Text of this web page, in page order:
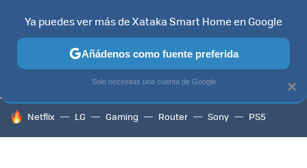
TELEVISORES CONTENIDOS SMART TV SELECCIÓN
HOY SE HABLA DE
Netflix LG Gaming Router Sony PS5
×
Ya puedes ver más de Xataka Smart Home en Google
Añádenos como fuente preferida
Solo necesitas una cuenta de Google